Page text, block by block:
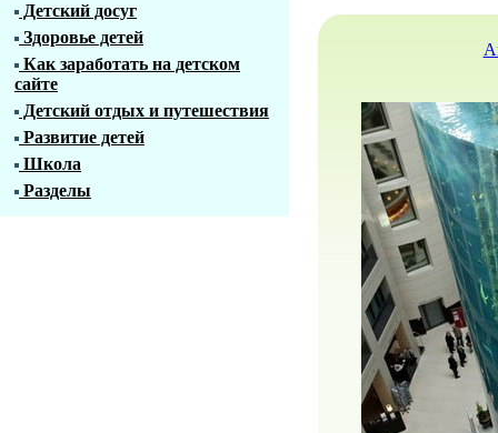
Детский досуг
Здоровье детей
Как заработать на детском
сайте
Детский отдых и путешествия
Развитие детей
Школа
Разделы